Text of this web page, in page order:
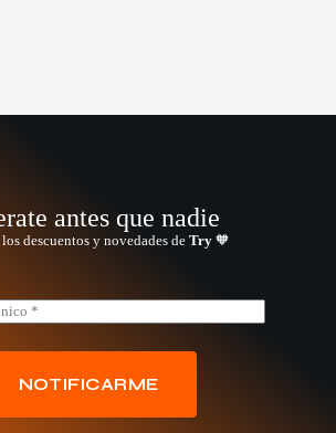
antes que nadie
descuentos y novedades de Try🧡
a
i
E
a
NOTIFICARME